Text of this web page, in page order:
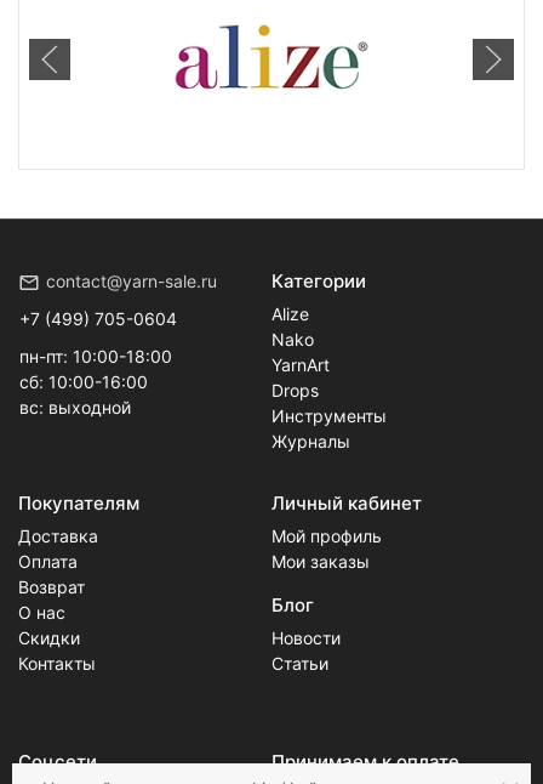
contact@yarn-sale.ru
+7 (499) 705-0604
пн-пт: 10:00-18:00
сб: 10:00-16:00
вс: выходной
Категории
Alize
Nako
YarnArt
Drops
Инструменты
Журналы
Покупателям
Доставка
Оплата
Возврат
О нас
Скидки
Контакты
Личный кабинет
Мой профиль
Мои заказы
Блог
Новости
Статьи
Соцсети Принимаем к оплате